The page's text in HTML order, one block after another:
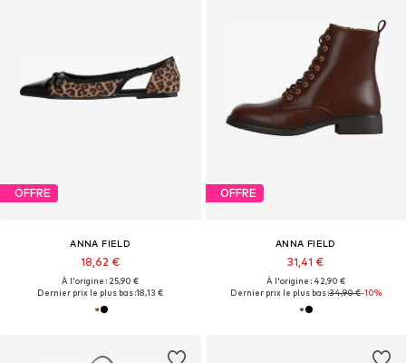
OFFRE
ANNA FIELD
18,62 €
À l'origine : 25,90 €
Dernier prix le plus bas :18,13 €
OFFRE
ANNA FIELD
31,41 €
À l'origine : 42,90 €
Dernier prix le plus bas :34,90 €-10%